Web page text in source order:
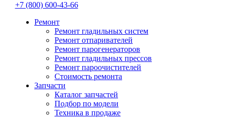
+7 (800) 600-43-66
Ремонт
Ремонт гладильных систем
Ремонт отпаривателей
Ремонт парогенераторов
Ремонт гладильных прессов
Ремонт пароочистителей
Стоимость ремонта
Запчасти
Каталог запчастей
Подбор по модели
Техника в продаже